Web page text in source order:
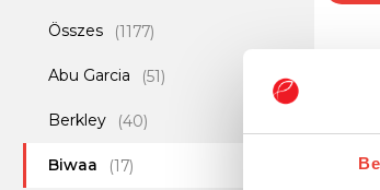
Összes (1177)
Abu Garcia (51)
Berkley (40)
Biwaa (17)